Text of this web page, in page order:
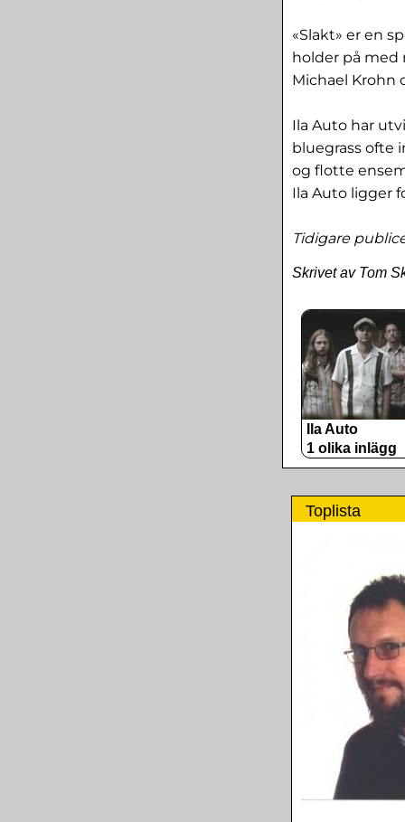
«Slakt» er en
holder på med
Michael Krohn
Ila Auto har
bluegrass ofte
og flotte
Ila Auto ligger
Tidigare
Skrivet av Tom
Ila Auto
1 olika inlägg
Toplista